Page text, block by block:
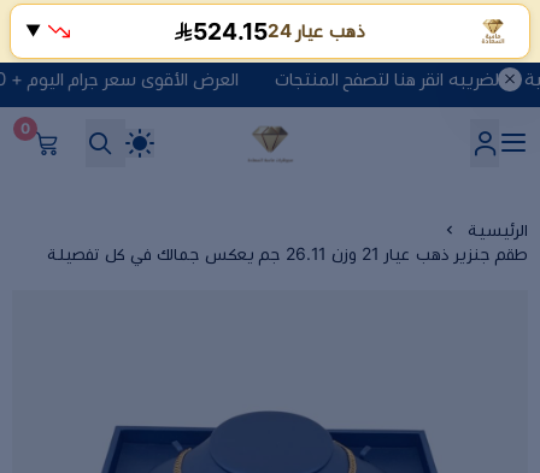
العرض الأقوى سعر جرام اليوم + 10 ريال مصنعية + الضريبه انقر هنا لتصفح المنتجات
شركة ماسة السعادة للذهب
0
الرئيسية
طقم جنزير ذهب عيار 21 وزن 26.11 جم يعكس جمالك في كل تفصيلة
ذهب عيار 24 524.15
▼